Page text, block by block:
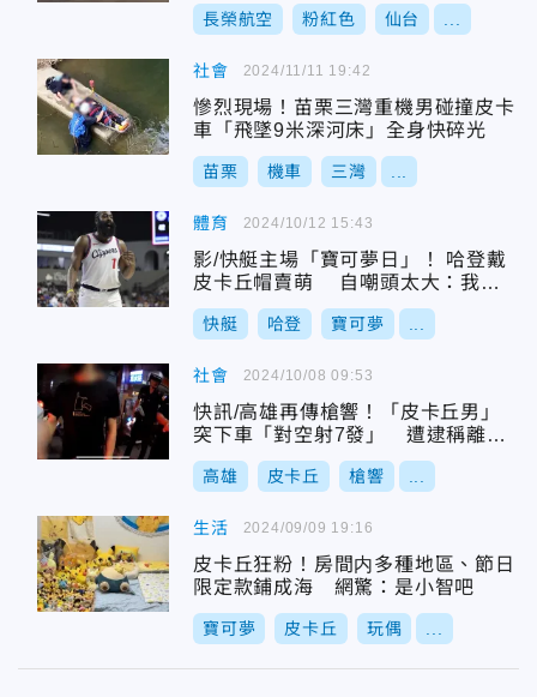
長榮航空 粉紅色 仙台
社會
慘烈現場！苗栗三灣重機男碰撞皮卡
車「飛墜9米深河床」全身快碎光
苗栗 機車 三灣
2024/11/11 19:42
體育
影/快艇主場「寶可夢日」！ 哈登戴
皮卡丘帽賣萌 自嘲頭太大：我要
全抓了
快艇 哈登 寶可夢
2024/10/12 15:43
社會
快訊/高雄再傳槍響！「皮卡丘男」
突下車「對空射7發」 遭逮稱離婚
心情差
高雄 皮卡丘 槍響
2024/10/08 09:53
生活
皮卡丘狂粉！房間内多種地區、節日
限定款鋪成海 網驚：是小智吧
寶可夢 皮卡丘 玩偶
2024/09/09 19:16